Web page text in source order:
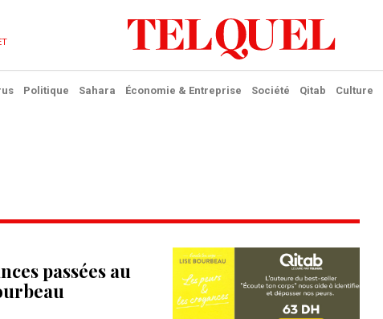
Politique Sahara Économie & Entreprise Société Qitab Culture
passées au